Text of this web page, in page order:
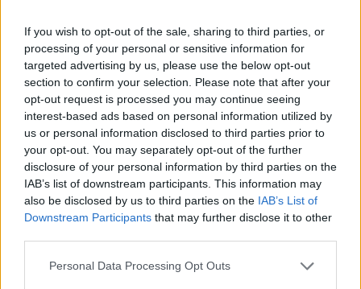
If you wish to opt-out of the sale, sharing to third parties, or
processing of your personal or sensitive information for
targeted advertising by us, please use the below opt-out
section to confirm your selection. Please note that after your
opt-out request is processed you may continue seeing
interest-based ads based on personal information utilized by
us or personal information disclosed to third parties prior to
your opt-out. You may separately opt-out of the further
disclosure of your personal information by third parties on the
IAB’s list of downstream participants. This information may
also be disclosed by us to third parties on the IAB’s List of
Downstream Participants that may further disclose it to other
Personal Data Processing Opt Outs
Matolcsy úr egyébként is kiürítette szinte az ország
összes széfjét.
Címlapkép: Getty Images
#hrcentrum
#vállalkozás
#bank
#interjú
#bankrablás
#börtön
#bűncselekmény
#bűnözés
#bankrabló
#bűnügy
#vállalkozó
#matolcsy györgy